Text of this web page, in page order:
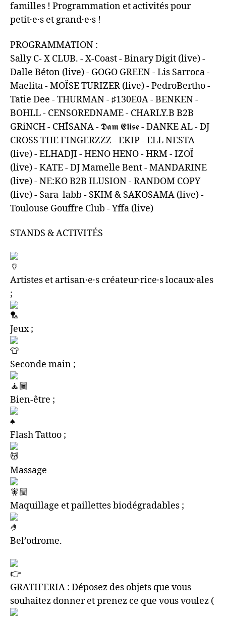
familles ! Programmation et activités pour
petit·e·s et grand·e·s !
PROGRAMMATION :
Sally C- X CLUB. - X-Coast - Binary Digit (live) -
Dalle Béton (live) - GOGO GREEN - Lis Sarroca -
Maelita - MOÏSE TURIZER (live) - PedroBertho -
Tatie Dee - THURMAN - ♯130E0A - BENKEN -
BOHLL - CENSOREDNAME - CHARLY.B B2B
GRiNCH - CHĪSANA - 𝕯𝖆𝖒 𝕰𝖑𝖎𝖘𝖊 - DANKE AL - DJ
CROSS THE FINGERZZZ - EKIP - ELL NESTA
(live) - ELHADJI - HENO HENO - HRM - IZOÏ
(live) - KATE - DJ Mamelle Bent - MANDARINE
(live) - NE:KO B2B ILUSION - RANDOM COPY
(live) - Sara_labb - SKIM & SAKOSAMA (live) -
Toulouse Gouffre Club - Yffa (live)
STANDS & ACTIVITÉS
Artistes et artisan·e·s créateur·rice·s locaux·ales
;
Jeux ;
Seconde main ;
Bien-être ;
Flash Tattoo ;
Massage
Maquillage et paillettes biodégradables ;
Bel’odrome.
GRATIFERIA : Déposez des objets que vous
souhaitez donner et prenez ce que vous voulez (